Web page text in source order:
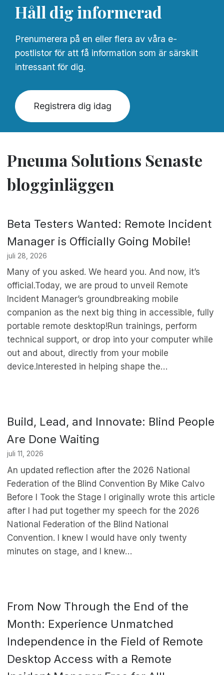
Håll dig informerad
Prenumerera på en eller flera av våra e-
postlistor för att få information som är särskilt
intressant för dig.
Registrera dig idag
Pneuma Solutions Senaste
blogginläggen
Beta Testers Wanted: Remote Incident
Manager is Officially Going Mobile!
juli 28, 2026
Many of you asked. We heard you. And now, it’s
official.Today, we are proud to unveil Remote
Incident Manager’s groundbreaking mobile
companion as the next big thing in accessible, fully
portable remote desktop!Run trainings, perform
technical support, or drop into your computer while
out and about, directly from your mobile
device.Interested in helping shape the…
Build, Lead, and Innovate: Blind People
Are Done Waiting
juli 11, 2026
An updated reflection after the 2026 National
Federation of the Blind Convention By Mike Calvo
Before I Took the Stage I originally wrote this article
after I had put together my speech for the 2026
National Federation of the Blind National
Convention. I knew I would have only twenty
minutes on stage, and I knew…
From Now Through the End of the
Month: Experience Unmatched
Independence in the Field of Remote
Desktop Access with a Remote